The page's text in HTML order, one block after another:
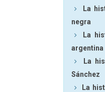
La
negra
La
argentina
La
Sánchez
La